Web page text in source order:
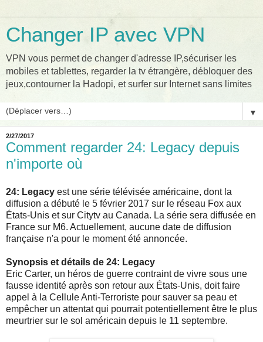
Changer IP avec VPN
VPN vous permet de changer d'adresse IP,sécuriser les
mobiles et tablettes, regarder la tv étrangère, débloquer des
jeux,contourner la Hadopi, et surfer sur Internet sans limites
▼
2/27/2017
Comment regarder 24: Legacy depuis
n'importe où
24: Legacy est une série télévisée américaine, dont la
diffusion a débuté le 5 février 2017 sur le réseau Fox aux
États-Unis et sur Citytv au Canada. La série sera diffusée en
France sur M6. Actuellement, aucune date de diffusion
française n'a pour le moment été annoncée.
Synopsis et détails de 24: Legacy
Eric Carter, un héros de guerre contraint de vivre sous une
fausse identité après son retour aux États-Unis, doit faire
appel à la Cellule Anti-Terroriste pour sauver sa peau et
empêcher un attentat qui pourrait potentiellement être le plus
meurtrier sur le sol américain depuis le 11 septembre.